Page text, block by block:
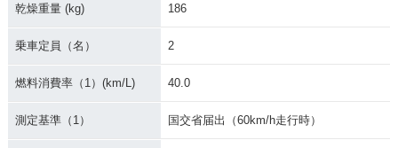
X・カラーチェンジ
X・マイナーチェン
乾燥重量 (kg) 186
乗車定員（名） 2
燃料消費率（1）(km/L) 40.0
測定基準（1） 国交省届出（60km/h走行時）